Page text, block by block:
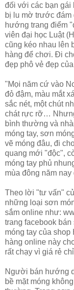
đối với các bạn gái
bị lu mờ trước đám
hướng trang điểm
viên đại học Luật
cũng kéo nhau lên
hàng để chơi. Đi
đẹp phô vẻ đẹp
"Mọi năm cứ vào
đỏ đậm, màu mắt
sắc nét, một chút
chát rực rỡ…
bình thường và
móng tay, sơn
vẽ móng đâu, đi
quang mới "độc",
móng tay phủ
mùa đông năm
Theo lời "tư vấn"
những loại sơn
sắm online như:
trang facebook
móng tay của shop
hàng online này
rất chạy vì giá rẻ
Người bán hướng
bề mặt móng